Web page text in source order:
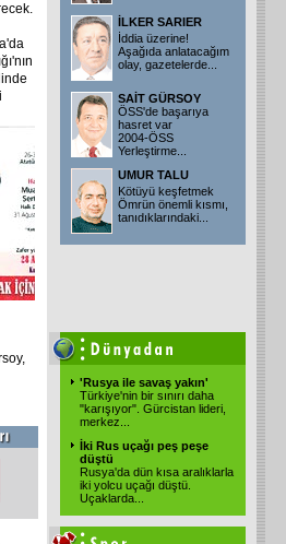
İLKER SARIER
İddia üzerine!
Aşağıda anlatacağım
olay, gazetelerde
SAİT GÜRSOY
ÖSS'de başarıya
hasret var
2004-ÖSS
Yerleştirme
UMUR TALU
Kötüyü keşfetmek
Ömrün önemli kısmı,
tanıdıklarındaki
'Rusya ile savaş yakın'
Türkiye'nin bir sınırı daha
"karışıyor". Gürcistan lideri,
merkez
İki Rus uçağı peş peşe
düştü
Rusya'da dün kısa aralıklarla
iki yolcu uçağı düştü.
Uçaklarda